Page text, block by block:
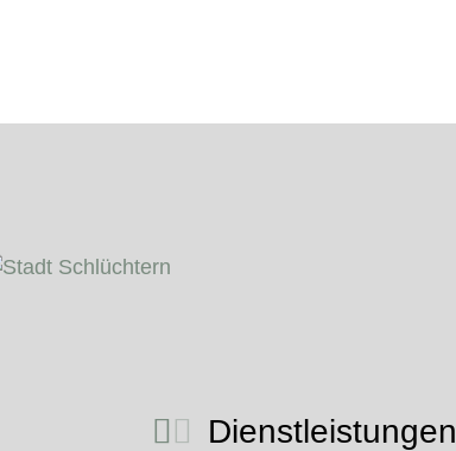
Dienstleistungen